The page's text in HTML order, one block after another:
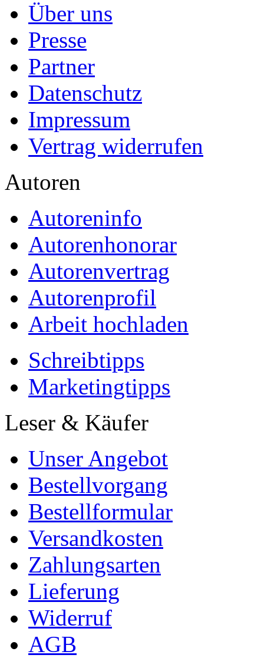
Über uns
Presse
Partner
Datenschutz
Impressum
Vertrag widerrufen
Autoren
Autoreninfo
Autorenhonorar
Autorenvertrag
Autorenprofil
Arbeit hochladen
Schreibtipps
Marketingtipps
Leser & Käufer
Unser Angebot
Bestellvorgang
Bestellformular
Versandkosten
Zahlungsarten
Lieferung
Widerruf
AGB